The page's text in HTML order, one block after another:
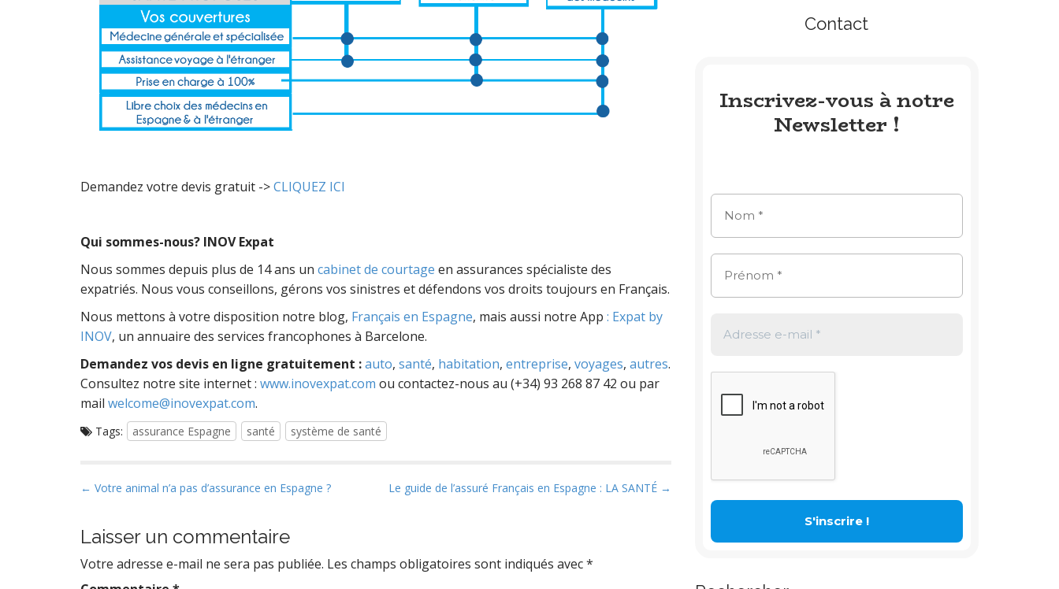
Demandez votre devis gratuit ->CLIQUEZ ICI
Qui sommes-nous? INOV Expat
Nous sommes depuis plus de 14 ans un cabinet de courtage en assurances spécialiste des
expatriés. Nous vous conseillons, gérons vos sinistres et défendons vos droits toujours en Français.
Nous mettons à votre disposition notre blog, Français en Espagne, mais aussi notre App : Expat by
INOV, un annuaire des services francophones à Barcelone.
Demandez vos devis en ligne gratuitement :auto, santé, habitation, entreprise, voyages, autres.
Consultez notre site internet : www.inovexpat.com ou contactez-nous au (+34) 93 268 87 42 ou par
mail welcome@inovexpat.com.
Tags: assurance Espagne santé système de santé
P
s
t
n
← Votre animal n’a pas d’assurance en Espagne ? Le guide de l’assuré Français en Espagne : LA SANTÉ →
Laisser un commentaire
Votre adresse e-mail ne sera pas publiée. Les champs obligatoires sont indiqués avec*
Contact
Inscrivez-vous à notre
Newsletter !